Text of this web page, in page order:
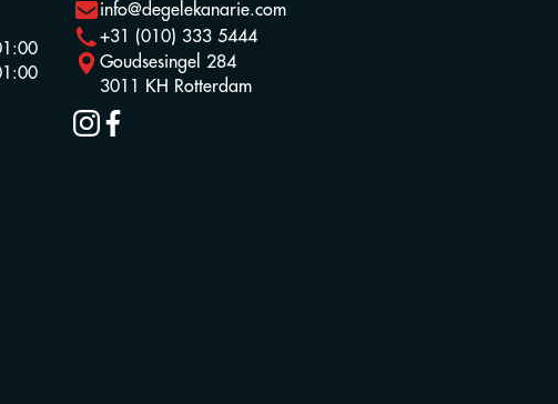
info@degelekanarie.com
+31 (010) 333 5444
Goudsesingel 284
3011 KH Rotterdam